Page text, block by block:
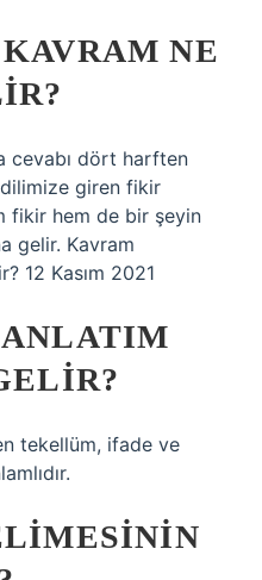
NE
cevabı dört harften
dilimize giren fikir
fikir hem de bir şeyin
gelir. Kavram
12 Kasım 2021
tekellüm, ifade ve